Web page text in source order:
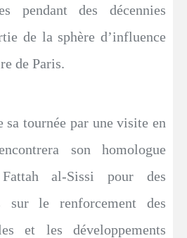
pendant des décennies
de la sphère d’influence
de Paris.
sa tournée par une visite en
son homologue
al-Sissi pour des
sur le renforcement des
et les développements